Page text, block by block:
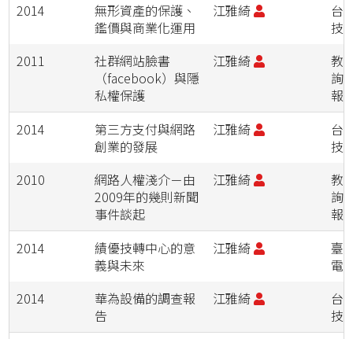
2014
無形資產的保護、
鑑價與商業化運用
江雅綺
台
技
2011
社群網站臉書
（facebook）與隱
私權保護
江雅綺
教
詢
報
2014
第三方支付與網路
創業的發展
江雅綺
台
技
2010
網路人權淺介－由
2009年的幾則新聞
事件談起
江雅綺
教
詢
報
2014
績優技轉中心的意
義與未來
江雅綺
臺
電
2014
華為設備的調查報
告
江雅綺
台
技